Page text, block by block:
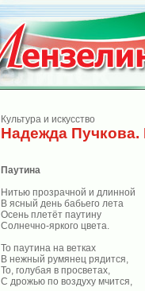
Культура и искусство
Надежда Пучкова.
Паутина
Нитью прозрачной и длинной
В ясный день бабьего лета
Осень плетёт паутину
Солнечно-яркого цвета.
То паутина на ветках
В нежный румянец рядится,
То, голубая в просветах,
С дрожью по воздуху мчится,